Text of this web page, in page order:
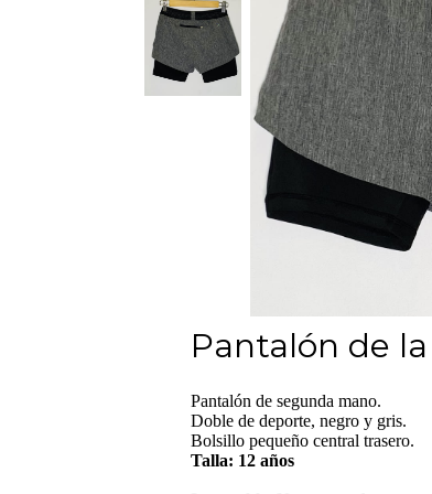
Pantalón de
Pantalón de segunda mano.
Doble de deporte, negro y gris.
Bolsillo pequeño central trasero.
Talla: 12 años